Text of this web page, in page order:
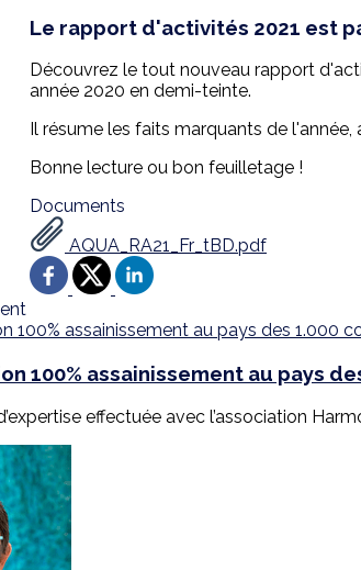
Le rapport d'activités 2021 est
Découvrez le tout nouveau rapport
année 2020 en demi-teinte.
Il résume les faits marquants de
Bonne lecture ou bon feuilletage !
Documents
AQUA_RA21_Fr_tBD.pdf
100% assainissement au pays
effectuée avec l’association